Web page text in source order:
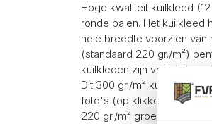
Hoge kwaliteit kuilkleed
ronde balen. Het kuilkleed
hele breedte voorzien van
(standaard 220 gr./m²)
kuilkleden zijn verkrijgbaar
Dit 300 gr./m² kuilkleed is
foto's (op klikken voor
220 gr./m² groene